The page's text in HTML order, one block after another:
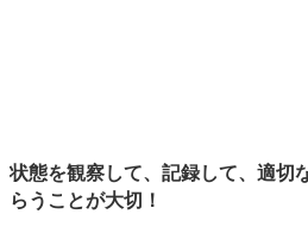
状態を観察して、記録して、適切
らうことが大切！